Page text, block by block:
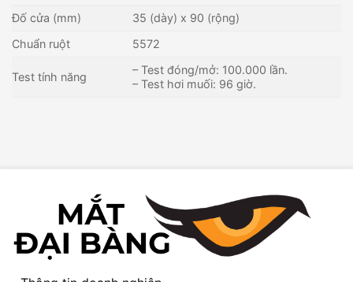
Đố cửa (mm)
35 (dày) x 90 (rộng)
Chuẩn ruột
5572
Test tính năng
– Test đóng/mở: 100.000 lần.
– Test hơi muối: 96 giờ.